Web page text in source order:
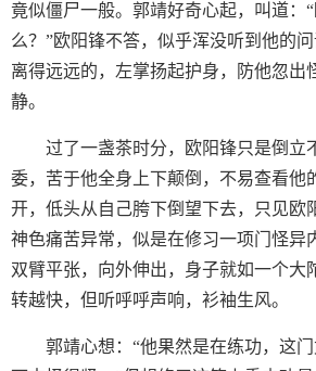
竟似僵尸一般。郭靖好奇心起，叫道：
么？”欧阳锋不答，似乎浑没听到他的问
离得远远的，左掌扬起护身，防他忽出
静。
过了一盏茶时分，欧阳锋只是倒立
委，苦于他全身上下颠倒，不易查看他
开，低头从自己胯下倒望下去，只见欧
神色痛苦异常，似是在修习一项门怪异
双臂平张，向外伸出，身子就如一个大
转越快，但听呼呼声响，衫袖生风。
郭靖心想：“他果然是在练功，这门